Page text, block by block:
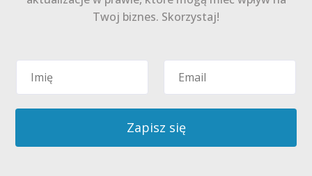
Twoj biznes. Skorzystaj!
Zapisz się